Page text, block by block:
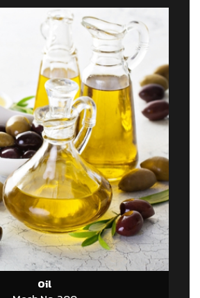
Oil